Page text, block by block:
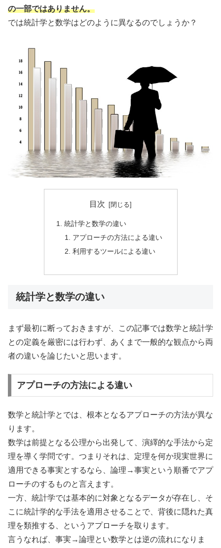
の一部ではありません。
では統計学と数学はどのように異なるのでしょうか？
目次
統計学と数学の違い
アプローチの方法による違い
利用するツールによる違い
統計学と数学の違い
まず最初に断っておきますが、この記事では数学と統計学
との定義を厳密には行わず、あくまで一般的な観点から両
者の違いを論じたいと思います。
アプローチの方法による違い
数学と統計学とでは、根本となるアプローチの方法が異な
ります。
数学は前提となる公理から出発して、演繹的な手法から定
理を導く学問です。つまりそれは、定理を何か現実世界に
適用できる事実とするなら、論理→事実という順番でアプ
ローチのするものと言えます。
一方、統計学では基本的に対象となるデータが存在し、そ
こに統計学的な手法を適用させることで、背後に隠れた真
理を類推する、というアプローチを取ります。
言うなれば、事実→論理とい数学とは逆の流れになりま